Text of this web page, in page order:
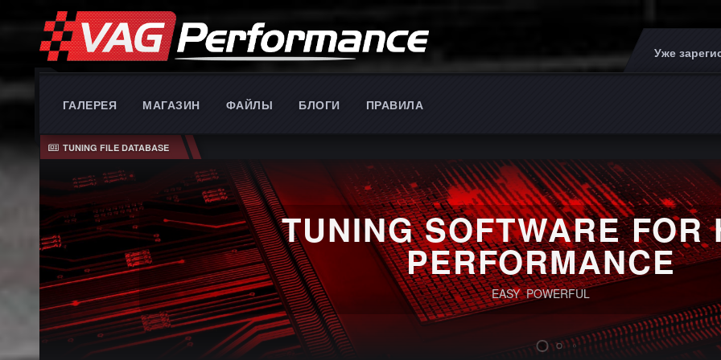
Уже
ГАЛЕРЕЯ МАГАЗИН ФАЙЛЫ БЛОГИ ПРАВИЛА
TUNING FILE DATABASE
PERFORMANCE SOFTWARE
Tronic
Full reading and writing for TCUS Bosch ZF8HP45, ZF8HP50, ZF8HP90 and Temic DQ250,